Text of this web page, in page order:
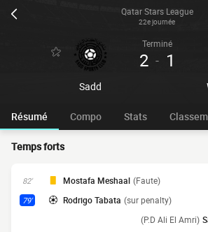
Qatar Stars League
22e journée
Sadd
Terminé
2 - 1
Résumé Compo Stats
Temps forts
82' Mostafa Meshaal (Faute)
79' Rodrigo Tabata (sur penalty)
(P.D Ali El Amri)